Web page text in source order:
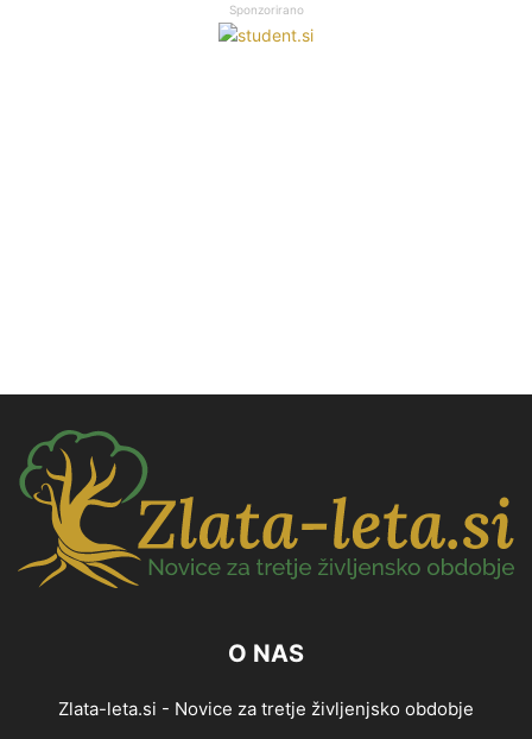
Sponzorirano
O NAS
Zlata-leta.si - Novice za tretje življenjsko obdobje